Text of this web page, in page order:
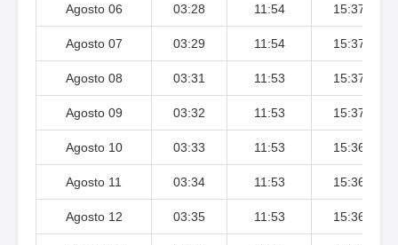
Agosto 06 03:28 11:54 15:37
Agosto 07 03:29 11:54 15:37
Agosto 08 03:31 11:53 15:37
Agosto 09 03:32 11:53 15:37
Agosto 10 03:33 11:53 15:36
Agosto 11 03:34 11:53 15:36
Agosto 12 03:35 11:53 15:36